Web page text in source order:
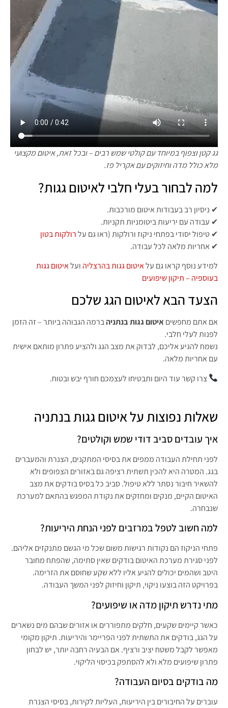
גג קטן וצפוף במיוחד עם קולטי שמש רבים – ובכל זאת, איטום מקצועי
מלא כולל מדה וחיזוקים עם אקריל פז.
למה לבחור בעלי חלבי לאיטום גגות?
✔ ניסיון רב בעבודות איטום מורכבות.
✔ עבודה עם יריעות ביטומניות תקניות.
✔ טיפול יסודי בפתחי ניקוז ורולקות (ראו גם עלרולקות בטון
✔ אחריות מלאה לכל עבודה.
למידע נוסף קראו גם עלאיטום גגות בהרצליה ועלאיטום גגות
בעוספיה – תיקון שיפועים
הצעד הבא לאיטום הגג שלכם
אם אתם מחפשיםאיטום גגות בנתניהברמה הגבוהה ביותר – זה הזמן
לפנות לעלי חלבי.
נשמח להגיע אליכם, לבדוק את מצב הגג ולהציע פתרון מותאם אישית
עם אחריות מלאה.
צרו קשר עוד היום ותבטיחו לעצמכם חורף יבש ובטוח.
שאלות נפוצות על איטום גגות בנתניה
איך עובדים סביב דודי שמש וקולטים?
לפני תחילת העבודה ממפים את בסיסי המתקנים, הצנרת והמעברים
בגג. המטרה היא להכין תשתית רציפה גם באזורים הצפופים ולא
להשאיר חיבור נסתר ללא טיפול. סביב כל בסיס בודקים את מצב
האיטום הקיים, מנקים ומחזקים את נקודת המפגש בהתאם למערכת
שנבחרה.
למה חשוב לטפל במרזבים לפני הנחת היריעות?
פתחי הניקוז הם נקודות רגישות משום שכל מי הגשם מתנקזים אליהם.
לפני סגירת מערכת האיטום בודקים שאין סתימה, שהפתח מחובר
היטב ושהמים יכולים להגיע אליו ללא שקע שחוסם את הזרימה.
בפרויקט הזה בוצעו ניקוי, תיקון וחיזוק לפני המשך העבודה.
מתי נדרש תיקון מדה או שיפועים?
כאשר קיימים שקעים, חלקים מתפוררים או אזורים שבהם מים נשארים
על הגג, בודקים את התשתית לפני הפריימר והיריעות. תיקון מקומי
מאפשר לקבל משטח יציב ורציף. אם הבעיה רחבה יותר, יש לבחון
פתרון שיפועים מלא ולא להסתפק בכיסוי הליקוי.
מה בודקים בסיום העבודה?
עוברים על החיבורים בין היריעות, העליות לקירות, בסיסי הצנרת